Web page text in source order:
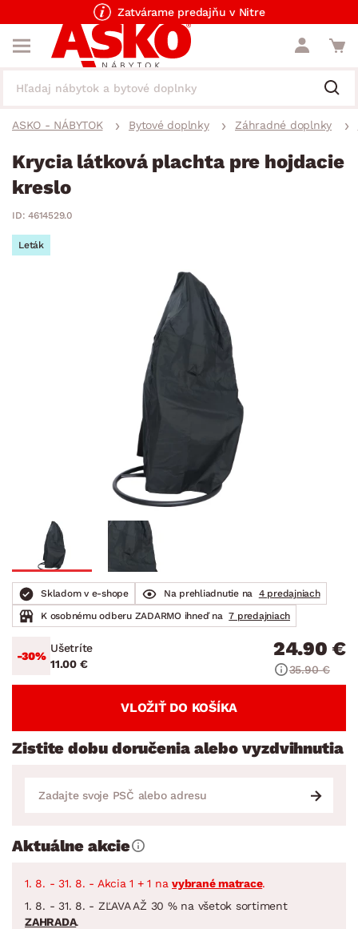
Zatvárame predajňu v Nitre
ASKO - NÁBYTOK Bytové doplnky Záhradné doplnky
Krycia látková plachta pre hojdacie
kreslo
ID: 4614529.0
Leták
Skladom v e-shope Na prehliadnutie na
4 predajniach
K osobnému odberu ZADARMO ihneď na 7 predajniach
-30%
Ušetríte
11.00 €
24.90 €
35.90 €
VLOŽIŤ DO KOŠÍKA
Zistite dobu doručenia alebo vyzdvihnutia
Aktuálne akcie
1. 8. - 31. 8. - Akcia 1 + 1 na vybrané matrace.
1. 8. - 31. 8. - ZĽAVA AŽ 30 % na všetok sortiment
ZAHRADA.